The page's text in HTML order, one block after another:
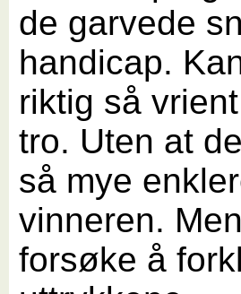
de garvede
handicap.
riktig så
tro. Uten at
så mye
vinneren.
forsøke å